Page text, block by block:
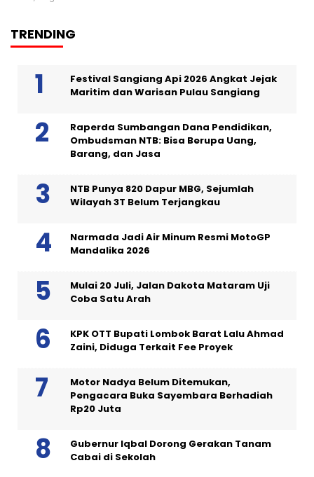
TRENDING
Festival Sangiang Api 2026 Angkat Jejak
Maritim dan Warisan Pulau Sangiang
Raperda Sumbangan Dana Pendidikan,
Ombudsman NTB: Bisa Berupa Uang,
Barang, dan Jasa
NTB Punya 820 Dapur MBG, Sejumlah
Wilayah 3T Belum Terjangkau
Narmada Jadi Air Minum Resmi MotoGP
Mandalika 2026
Mulai 20 Juli, Jalan Dakota Mataram Uji
Coba Satu Arah
KPK OTT Bupati Lombok Barat Lalu Ahmad
Zaini, Diduga Terkait Fee Proyek
Motor Nadya Belum Ditemukan,
Pengacara Buka Sayembara Berhadiah
Rp20 Juta
Gubernur Iqbal Dorong Gerakan Tanam
Cabai di Sekolah